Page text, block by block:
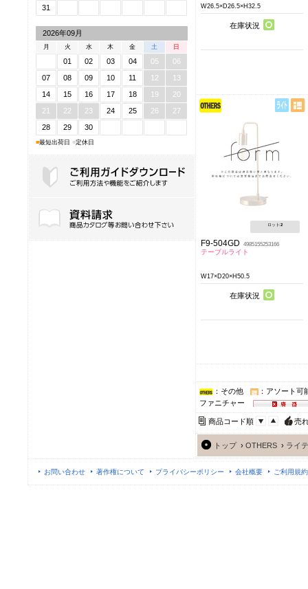
31
2026年09月
月 火 水 木 金 土 日
01 02 03 04 05
06
07
08 09 10 11 12
13
14
15 16 17 18 19
20
21
22 23 24 25 26
27
28
29 30
■最短出荷日 ■定休日
W26.5×D26.5×H32.5
在庫状況
ロット:2
F9-504GD 4985155253166
テーブルライト
W17×D20×H50.5
在庫状況
：その他
：アソート可
ファニチャー
商品コード順 売
トップ› OTHERS › ライ
お問い合わせ 著作権について プライバシーポリシー 会社概要 ご利用規約